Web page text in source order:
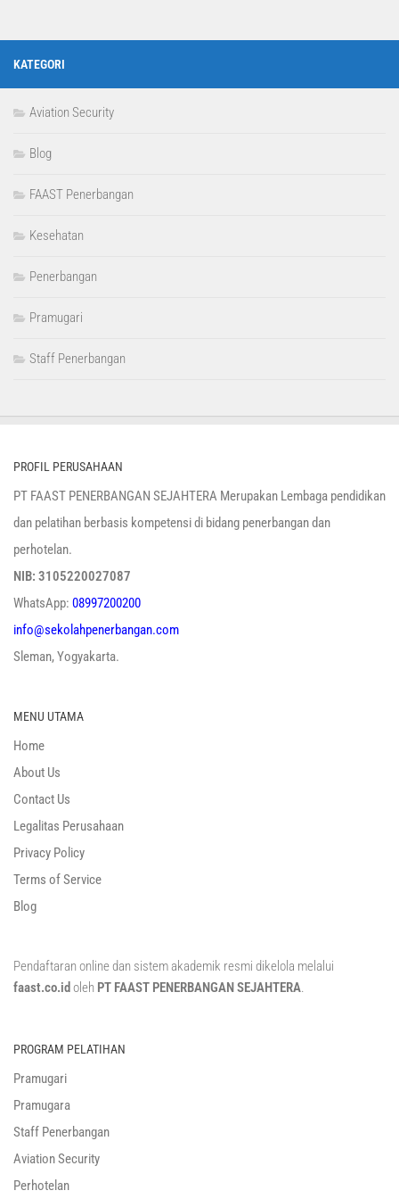
KATEGORI
Aviation Security
Blog
FAAST Penerbangan
Kesehatan
Penerbangan
Pramugari
Staff Penerbangan
PROFIL PERUSAHAAN
PT FAAST PENERBANGAN SEJAHTERA Merupakan Lembaga pendidikan
dan pelatihan berbasis kompetensi di bidang penerbangan dan
perhotelan.
NIB: 3105220027087
WhatsApp: 08997200200
info@sekolahpenerbangan.com
Sleman, Yogyakarta.
MENU UTAMA
Home
About Us
Contact Us
Legalitas Perusahaan
Privacy Policy
Terms of Service
Blog
Pendaftaran online dan sistem akademik resmi dikelola melalui
faast.co.id oleh PT FAAST PENERBANGAN SEJAHTERA.
PROGRAM PELATIHAN
Pramugari
Pramugara
Staff Penerbangan
Aviation Security
Perhotelan